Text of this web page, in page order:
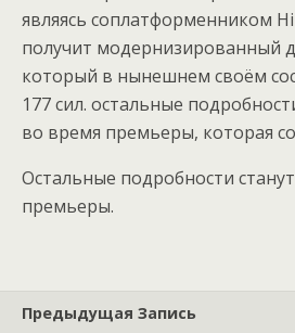
являясь соплатформенником
получит модернизированный
который в нынешнем своём
177 сил. остальные
во время премьеры, которая
Остальные подробности
премьеры.
Предыдущая Запись